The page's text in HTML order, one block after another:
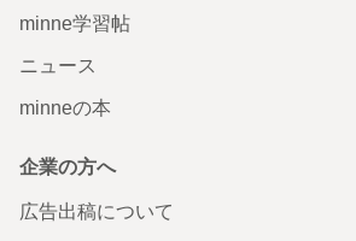
minne学習帖
ニュース
minneの本
企業の方へ
広告出稿について